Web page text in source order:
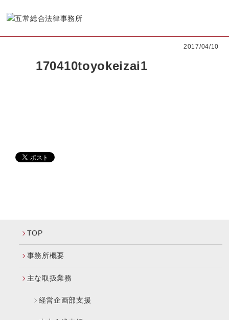
2017/04/10
170410toyokeizai1
TOP
事務所概要
主な取扱業務
経営企画部支援